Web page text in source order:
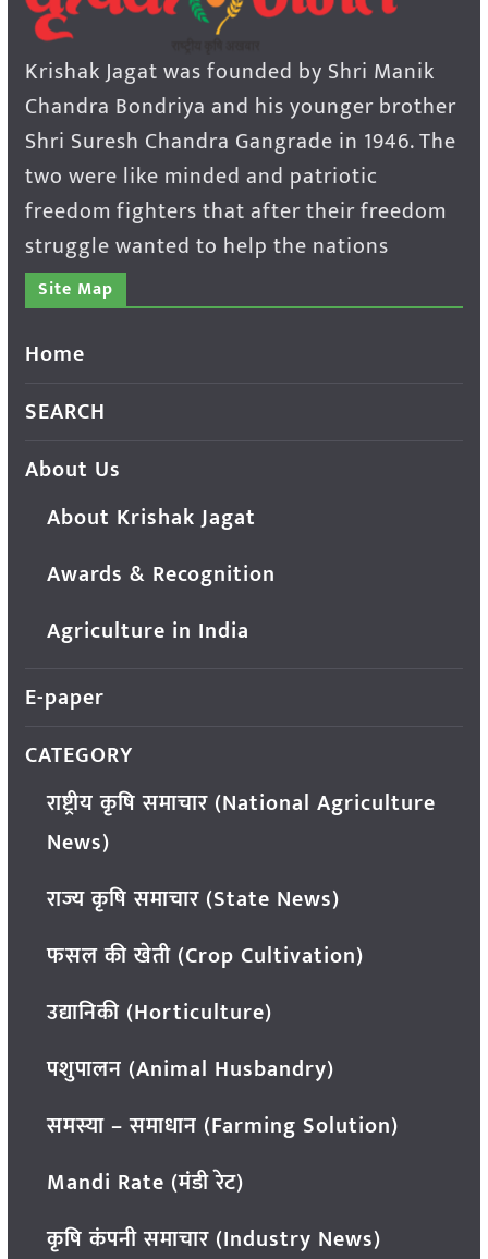
Krishak Jagat was founded by Shri Manik
Chandra Bondriya and his younger brother
Shri Suresh Chandra Gangrade in 1946. The
two were like minded and patriotic
freedom fighters that after their freedom
struggle wanted to help the nations
Site Map
Home
SEARCH
About Us
About Krishak Jagat
Awards & Recognition
Agriculture in India
E-paper
CATEGORY
राष्ट्रीय कृषि समाचार (National Agriculture
News)
राज्य कृषि समाचार (State News)
फसल की खेती (Crop Cultivation)
उद्यानिकी (Horticulture)
पशुपालन (Animal Husbandry)
समस्या – समाधान (Farming Solution)
Mandi Rate (मंडी रेट)
कृषि कंपनी समाचार (Industry News)